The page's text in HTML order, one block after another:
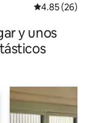
Calificación
4.85 (26)
y unos